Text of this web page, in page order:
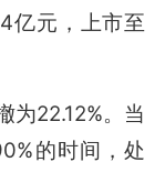
亿元，上市至
为22.12%。当
的时间，处